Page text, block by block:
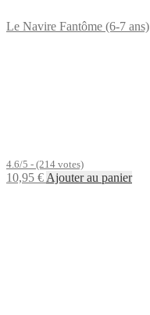
Le Navire Fantôme (6-7 ans)
4.6/5 - (214 votes)
10,95 €Ajouter au panier